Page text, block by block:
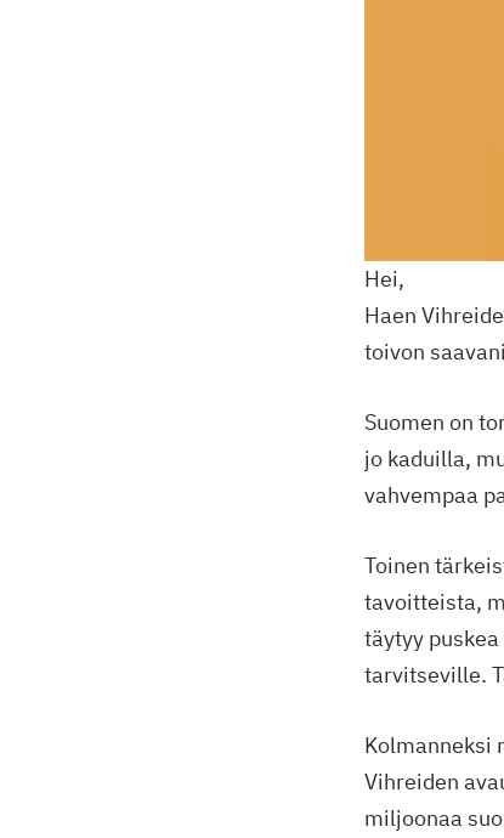
Hei,
Haen
toivon
Suomen on
jo kaduilla,
vahvempaa
Toinen
tavoitteista,
täytyy
tarvitseville.
Kolmanneksi
Vihreiden
miljoonaa